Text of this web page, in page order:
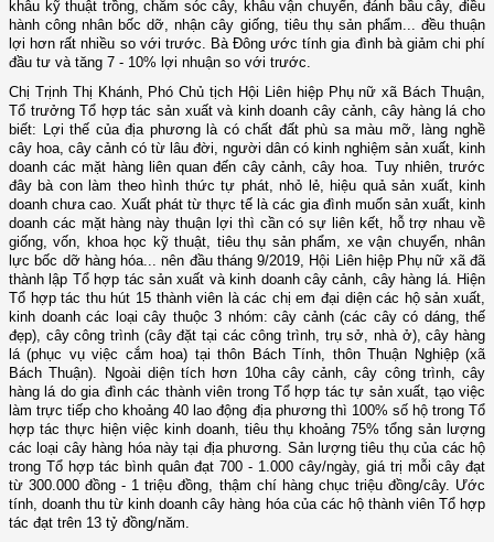
khâu kỹ thuật trồng, chăm sóc cây, khâu vận chuyển, đánh bầu cây, điều
hành công nhân bốc dỡ, nhận cây giống, tiêu thụ sản phẩm... đều thuận
lợi hơn rất nhiều so với trước. Bà Đông ước tính gia đình bà giảm chi phí
đầu tư và tăng 7 - 10% lợi nhuận so với trước.
Chị Trịnh Thị Khánh, Phó Chủ tịch Hội Liên hiệp Phụ nữ xã Bách Thuận,
Tổ trưởng Tổ hợp tác sản xuất và kinh doanh cây cảnh, cây hàng lá cho
biết: Lợi thế của địa phương là có chất đất phù sa màu mỡ, làng nghề
cây hoa, cây cảnh có từ lâu đời, người dân có kinh nghiệm sản xuất, kinh
doanh các mặt hàng liên quan đến cây cảnh, cây hoa. Tuy nhiên, trước
đây bà con làm theo hình thức tự phát, nhỏ lẻ, hiệu quả sản xuất, kinh
doanh chưa cao. Xuất phát từ thực tế là các gia đình muốn sản xuất, kinh
doanh các mặt hàng này thuận lợi thì cần có sự liên kết, hỗ trợ nhau về
giống, vốn, khoa học kỹ thuật, tiêu thụ sản phẩm, xe vận chuyển, nhân
lực bốc dỡ hàng hóa... nên đầu tháng 9/2019, Hội Liên hiệp Phụ nữ xã đã
thành lập Tổ hợp tác sản xuất và kinh doanh cây cảnh, cây hàng lá. Hiện
Tổ hợp tác thu hút 15 thành viên là các chị em đại diện các hộ sản xuất,
kinh doanh các loại cây thuộc 3 nhóm: cây cảnh (các cây có dáng, thế
đẹp), cây công trình (cây đặt tại các công trình, trụ sở, nhà ở), cây hàng
lá (phục vụ việc cắm hoa) tại thôn Bách Tính, thôn Thuận Nghiệp (xã
Bách Thuận). Ngoài diện tích hơn 10ha cây cảnh, cây công trình, cây
hàng lá do gia đình các thành viên trong Tổ hợp tác tự sản xuất, tạo việc
làm trực tiếp cho khoảng 40 lao động địa phương thì 100% số hộ trong Tổ
hợp tác thực hiện việc kinh doanh, tiêu thụ khoảng 75% tổng sản lượng
các loại cây hàng hóa này tại địa phương. Sản lượng tiêu thụ của các hộ
trong Tổ hợp tác bình quân đạt 700 - 1.000 cây/ngày, giá trị mỗi cây đạt
từ 300.000 đồng - 1 triệu đồng, thậm chí hàng chục triệu đồng/cây. Ước
tính, doanh thu từ kinh doanh cây hàng hóa của các hộ thành viên Tổ hợp
tác đạt trên 13 tỷ đồng/năm.